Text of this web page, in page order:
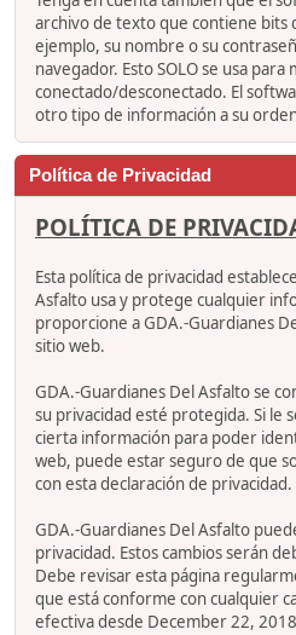
archivo de texto que contiene bits
ejemplo, su nombre o su
navegador. Esto SOLO se usa
conectado/desconectado. El
otro tipo de información a su
Política de Privacidad
POLÍTICA DE
Esta política de privacidad
Asfalto usa y protege cualquier
proporcione a GDA.-Guardianes
sitio web.
GDA.-Guardianes Del Asfalto se
su privacidad esté protegida. Si le
cierta información para poder
web, puede estar seguro de que
con esta declaración de privacidad.
GDA.-Guardianes Del Asfalto
privacidad. Estos cambios serán
Debe revisar esta página
que está conforme con cualquier
efectiva desde December 22,